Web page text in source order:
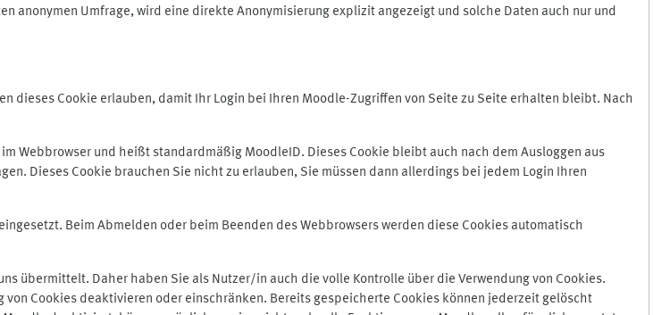
anonymen Umfrage, wird eine direkte Anonymisierung explizit angezeigt und solche Daten auch nur und
dieses Cookie erlauben, damit Ihr Login bei Ihren Moodle-Zugriffen von Seite zu Seite erhalten bleibt. Nach
Webbrowser und heißt standardmäßig MoodleID. Dieses Cookie bleibt auch nach dem Ausloggen aus
Dieses Cookie brauchen Sie nicht zu erlauben, Sie müssen dann allerdings bei jedem Login Ihren
Beim Abmelden oder beim Beenden des Webbrowsers werden diese Cookies automatisch
übermittelt. Daher haben Sie als Nutzer/in auch die volle Kontrolle über die Verwendung von Cookies.
Cookies deaktivieren oder einschränken. Bereits gespeicherte Cookies können jederzeit gelöscht